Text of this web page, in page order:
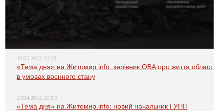
13.05.2022, 13:25
«Тема дня» на Житомир.info: керівник ОВА про життя області
в умовах воєнного стану
29.04.2022, 10:59
«Тема дня» на Житомир.info: новий начальник ГУНП